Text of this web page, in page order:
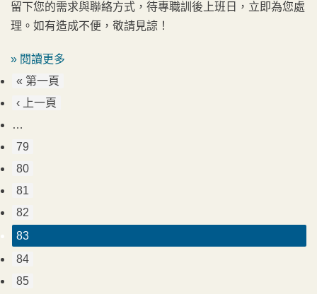
留下您的需求與聯絡方式，待專職訓後上班日，立即為您處
理。如有造成不便，敬請見諒！
» 閱讀更多
« 第一頁
‹ 上一頁
…
79
80
81
82
83
84
85